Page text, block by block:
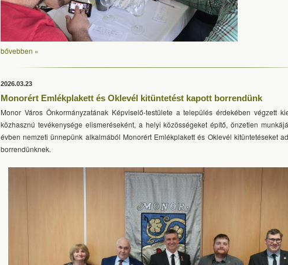
bővebben »
2026.03.23
Monorért Emlékplakett és Oklevél kitüntetést kapott borrendünk
Monor Város Önkormányzatának Képviselő-testülete a település érdekében végzett
közhasznú tevékenysége elismeréseként, a helyi közösségeket építő, önzetlen
évben nemzeti ünnepünk alkalmából Monorért Emlékplakett és Oklevél kitüntetéseket
borrendünknek.